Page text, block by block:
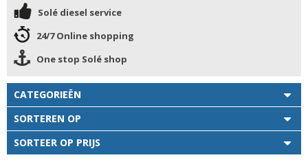
Solé diesel service
24/7 Online shopping
One stop Solé shop
CATEGORIEËN
SORTEREN OP
SORTEER OP PRIJS